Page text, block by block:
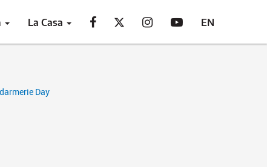
La Casa EN